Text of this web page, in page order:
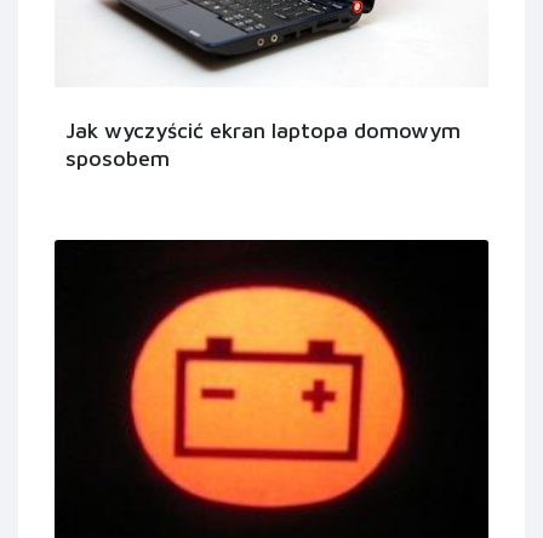
Jak wyczyścić ekran laptopa domowym
sposobem